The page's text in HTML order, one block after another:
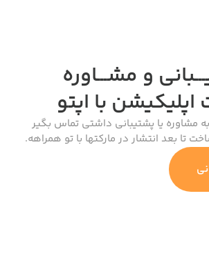
و مشـــاوره
با اپتو
مشاوره یا پشتیبانی داشتی تماس بگیر
تا بعد انتشار در مارکتها با تو همراهه.